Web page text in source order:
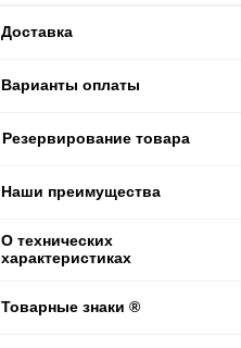
Доставка
Варианты оплаты
Резервирование товара
Наши преимущества
О технических
характеристиках
Товарные знаки ®